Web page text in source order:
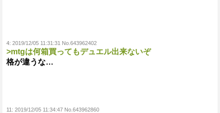
4: 2019/12/05 11:31:31 No.643962402
>mtgは何箱買ってもデュエル出来ないぞ
格が違うな…
11: 2019/12/05 11:34:47 No.643962860